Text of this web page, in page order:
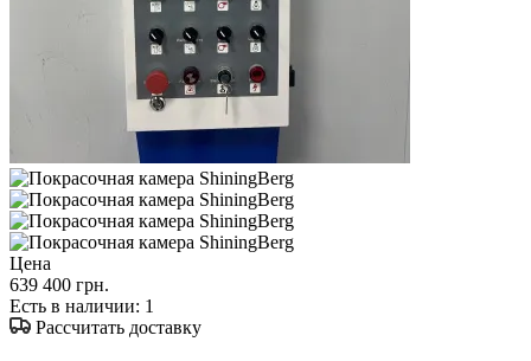
Цена
639 400 грн.
Есть в наличии: 1
Рассчитать доставку